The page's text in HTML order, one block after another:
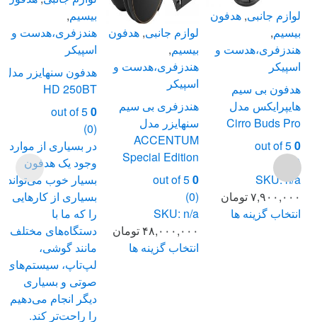
بیسیم,
هندزفری،هدست و
اسپیکر
هدفون سنهایزر مدل
HD 250BT
0
out of 5
در بسیاری از موارد
وجود یک هدفون
بسیار خوب می‌تواند
بسیاری از کارهایی
را که ما با
دستگاه‌های مختلف
مانند گوشی،
لپ‌تاپ، سیستم‌های
صوتی و بسیاری
دیگر انجام می‌دهیم
را راحت‌تر کند.
لوازم جانبی , هدفون
بیسیم,
هندزفری،هدست و
اسپیکر
هندزفری بی سیم
سنهایزر مدل
ACCENTUM
Special Edition
0
out of 5
SKU: n/a
۴۸,۰۰۰,۰۰۰تومان
انتخاب گزینه ها
لوازم جانبی ,هدفون
بیسیم,
هندزفری،هدست و
اسپیکر
هدفون بی سیم
هایپرایکس مدل
Cirro Buds Pro
0
out of 5
(0)
SKU: n/a
۷,۹۰۰,۰۰۰تومان
انتخاب گزینه ها